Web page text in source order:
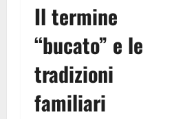
Il termine
“bucato” e le
tradizioni
familiari